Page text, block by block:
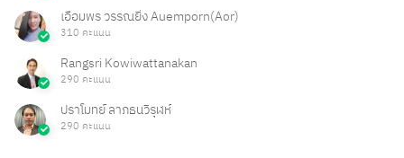
เราสามารถทำยังไงได้บ้างกับพนักงานที่ไป
ทำงานในวันหยุดกับบริษัทคู่แข่ง
-ต้องดูเรื่องสัญญาจ้างว่ามีระบุการห้ามนั้นไว้หรือไม่ บท
ลงโทษอย่างไร-ลักษณะงานที่...
เอื้อมพร วรรณยิ่ง Auemporn(Aor)
310 คะแนน
Rangsri Kowiwattanakan
290 คะแนน
ปราโมทย์ ลาภธนวิรุฬห์
290 คะแนน